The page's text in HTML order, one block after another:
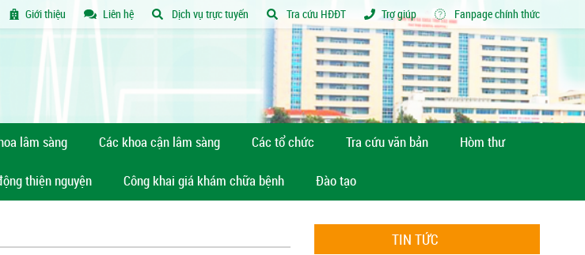
Giới thiệu Liên hệ Dịch vụ trực tuyến Tra cứu HĐĐT Trợ giúp Fanpage chính thức
lâm sàng Các khoa cận lâm sàng Các tổ chức Tra cứu văn bản Hòm thư
thiện nguyện Công khai giá khám chữa bệnh Đào tạo
TIN TỨC